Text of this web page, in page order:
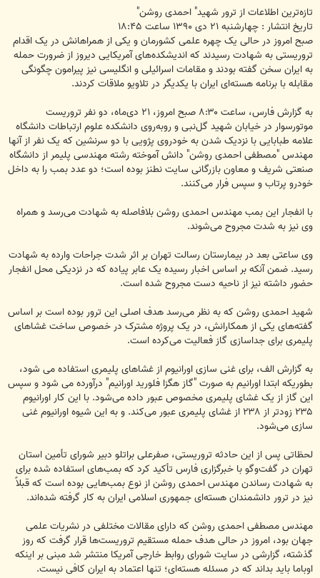
ت
تازه‌ترین اطلاعات از ترور شهید" احمدی روشن"
تاریخ انتشار : چهارشنبه ۲۱ دی ۱۳۹۰ ساعت ۱۸:۴۵
صبح امروز در حالی یک چهره علمی کشورمان و یکی از همراهانش در یک اقدام
تروریستی به شهادت رسیدند که اندیشکده‌های آمریکایی دیروز از ضرورت حمله
به ایران سخن گفته بودند و مقامات اسرائیلی و انگلیسی نیز پیرامون چگونگی
مقابله با برنامه هسته‌ای ایران با یکدیگر در تلاویو ملاقات کردند.
به گزارش فارس، ساعت ۸:۳۰ صبح امروز، ۲۱ دی‌ماه، دو نفر تروریست
موتورسوار در خیابان شهید گل‌نبی و روبه‌روی دانشکده علوم ارتباطات دانشگاه
علامه طبابایی با نزدیک شدن به خودروی پژویی با دو سرنشین که یک نفر از آنها
مهندس "مصطفی احمدی روشن" دانش آموخته رشته مهندسی پلیمر از دانشگاه
صنعتی شریف و معاون بازرگانی سایت نطنز بوده است؛ دو عدد بمب را به داخل
خودرو پرتاب و سپس فرار می‌کنند.
با انفجار این بمب مهندس احمدی روشن بلافاصله به شهادت می‌رسد و همراه
وی نیز به شدت مجروح می‌شوند.
وی ساعتی بعد در بیمارستان رسالت تهران بر اثر شدت جراحات وارده به شهادت
رسید. ضمن آنکه بر اساس اخبار رسیده یک عابر پیاده که در نزدیکی محل انفجار
حضور داشته نیز از ناحیه دست مجروح شده است.
شهید احمدی روشن که به نظر می‌رسد هدف اصلی این ترور بوده است بر اساس
گفته‌های یکی از همکارانش، در یک پروژه مشترک در خصوص ساخت غشا‌های
پلیمری برای جداسازی گاز فعالیت می‌کرده است.
به گزارش الف، برای غنی سازی اورانیوم از غشاهای پلیمری استفاده می شود،
بطوریکه ابتدا اورانیم به صورت "گاز هگزا فلورید اورانیم" درآورده می شود و سپس
این گاز از یک غشای پلیمری مخصوص عبور داده می‌شود. با این کار اورانیوم
۲۳۵ زودتر از ۲۳۸ از غشای پلیمری عبور می‌کند. و به این شیوه اورانیوم غنی
سازی می‌شود.
لحظاتی پس از این حادثه تروریستی، صفرعلی براتلو دبیر شورای تأمین استان
تهران در گفت‌وگو با خبرگزاری فارس تأکید کرد که بمب‌های استفاده شده برای
به شهادت رساندن مهندس احمدی روشن از نوع بمب‌هایی بوده است که قبلاً
نیز در ترور دانشمندان هسته‌ای جمهوری اسلامی ایران به کار گرفته شده‌اند.
مهندس مصطفی احمدی روشن که دارای مقالات مختلفی در نشریات علمی
جهان بود، امروز در حالی هدف حمله مستقیم تروریست‌ها قرار گرفت که روز
گذشته، گزارشی در سایت شورای روابط خارجی آمریکا منتشر شد مبنی بر اینکه
اوباما باید بداند که در مسئله هسته‌ای؛ تنها اعتماد به ایران کافی نیست.